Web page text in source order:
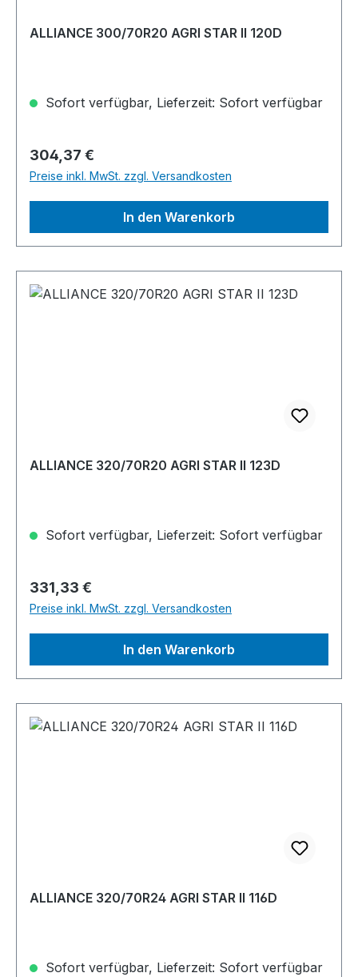
ALLIANCE 300/70R20 AGRI STAR II 120D
Sofort verfügbar, Lieferzeit: Sofort verfügbar
Regulärer Preis:
304,37 €
Preise inkl. MwSt. zzgl. Versandkosten
In den Warenkorb
ALLIANCE 320/70R20 AGRI STAR II 123D
Sofort verfügbar, Lieferzeit: Sofort verfügbar
Regulärer Preis:
331,33 €
Preise inkl. MwSt. zzgl. Versandkosten
In den Warenkorb
ALLIANCE 320/70R24 AGRI STAR II 116D
Sofort verfügbar, Lieferzeit: Sofort verfügbar